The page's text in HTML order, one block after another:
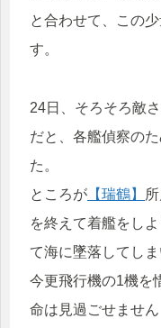
と合わせて、この
す。
24日、そろそろ敵
だと、各艦偵察の
た。
ところが 【瑞鶴】
を終えて着艦をし
て海に墜落してしま
今更飛行機の1機を
命は見過ごせません